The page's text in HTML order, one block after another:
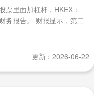
票里面加杠杆，HKEX：
务报告。 财报显示，第二
更新：2026-06-22